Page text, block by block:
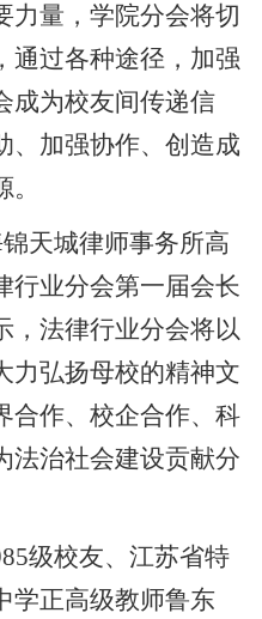
力量，学院分会将切
通过各种途径，加强
成为校友间传递信
、加强协作、创造成
天城律师事务所高
行业分会第一届会长
，法律行业分会将以
力弘扬母校的精神文
合作、校企合作、科
法治社会建设贡献分
级校友、江苏省特
学正高级教师鲁东